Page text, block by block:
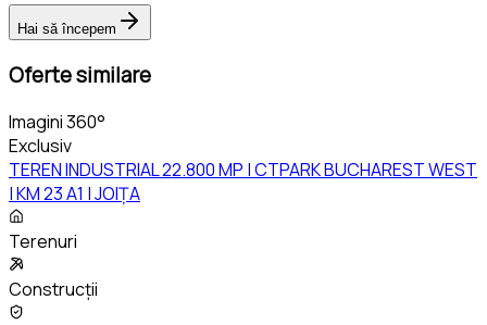
Hai să începem
Oferte similare
Imagini 360°
Exclusiv
TEREN INDUSTRIAL 22.800 MP | CTPARK BUCHAREST WEST
| KM 23 A1 | JOIȚA
Terenuri
Construcții